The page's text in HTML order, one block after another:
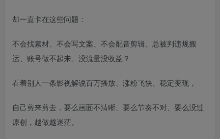
却一直卡在这些问题：
不会找素材、不会写文案、不会配音剪辑、总被判违规搬
运、账号做不起来、没流量没收益？
看着别人一条影视解说百万播放、涨粉飞快、稳定变现，
自己剪来剪去，要么画面不清晰、要么节奏不对、要么没过
原创，越做越迷茫。